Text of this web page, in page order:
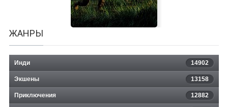
ЖАНРЫ
Инди 14902
Экшены 13158
Приключения 12882